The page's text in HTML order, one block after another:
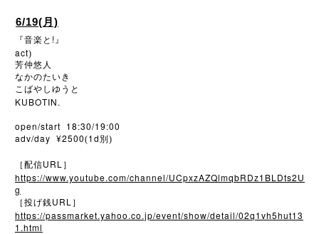
6/19(月)
『音楽と !』
act)
芳仲悠人
なかのたいき
こばやしゆうと
KUBOTIN.
open/start 18:30/19:00
adv/day ¥2500(1d 別)
［配信URL ］
https://www.youtube.com/channel/UCpxzAZQlmqbRDz1BLDts2U
g
［投げ銭URL ］
https://passmarket.yahoo.co.jp/event/show/detail/02q1vh5hut13
1.html